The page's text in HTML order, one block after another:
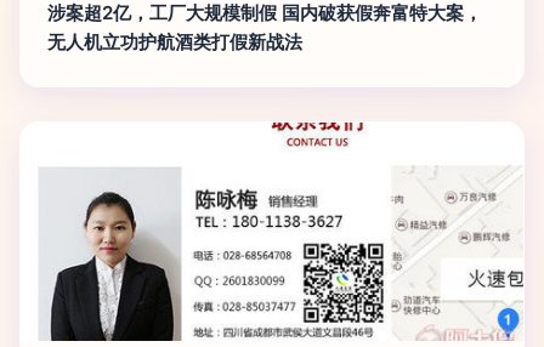
涉案超2亿，工厂大规模制假 国内破获假奔富特大案，
无人机立功护航酒类打假新战法